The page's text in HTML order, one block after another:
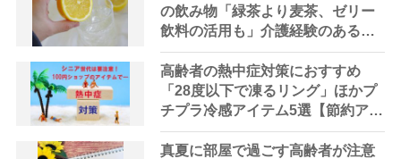
の飲み物「緑茶より麦茶、ゼリー
飲料の活用も」介護経験のある社
会福祉士が実践する夏の水分補給
法
高齢者の熱中症対策におすすめ
「28度以下で凍るリング」ほかプ
チプラ冷感アイテム5選【節約アド
バイザー厳選】
真夏に部屋で過ごす高齢者が注意